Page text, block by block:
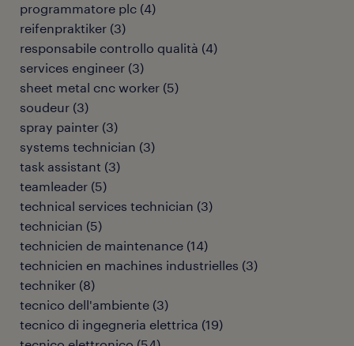
programmatore plc (4)
reifenpraktiker (3)
responsabile controllo qualità (4)
services engineer (3)
sheet metal cnc worker (5)
soudeur (3)
spray painter (3)
systems technician (3)
task assistant (3)
teamleader (5)
technical services technician (3)
technician (5)
technicien de maintenance (14)
technicien en machines industrielles (3)
techniker (8)
tecnico dell'ambiente (3)
tecnico di ingegneria elettrica (19)